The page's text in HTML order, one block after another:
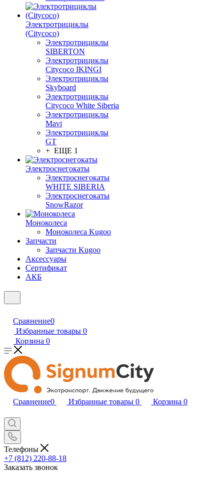
Электротрициклы
(Citycoco)
Электротрициклы
SIBERTON
Электротрициклы
Citycoco IKINGI
Электротрициклы
Skyboard
Электротрициклы
Citycoco White Siberia
Электротрициклы
Mavi
Электротрициклы
GT
+ ЕЩЕ 1
Электроснегокаты
Электроснегокаты
WHITE SIBERIA
Электроснегокаты
SnowRazor
Моноколеса
Моноколеса Kugoo
Запчасти
Запчасти Kugoo
Аксессуары
Сертификат
АКБ
Сравнение0
Избранные товары 0
Корзина 0
Сравнение0 Избранные товары 0 Корзина 0
Телефоны
+7 (812) 220-88-18
Заказать звонок